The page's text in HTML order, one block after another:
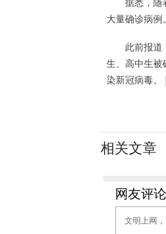
据悉，随着
大量确诊病例
此前报道，
生、高中生被
染新冠病毒。
相关文章